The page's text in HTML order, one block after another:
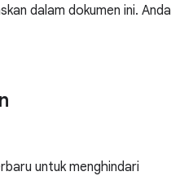
dalam dokumen ini. Anda
untuk menghindari